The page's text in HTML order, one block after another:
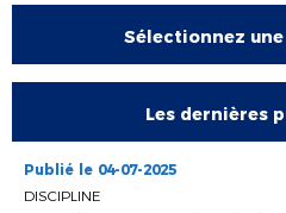
Sélectionnez
Les dernières
Publié le 04-07-2025
DISCIPLINE